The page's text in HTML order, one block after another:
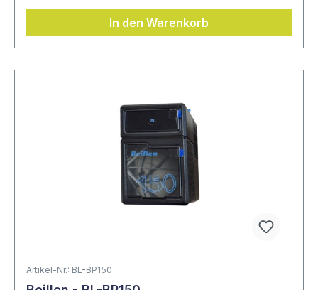
In den Warenkorb
Artikel-Nr.: BL-BP150